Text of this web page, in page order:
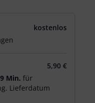
kostenlos
5,90 €
Min. für
Lieferdatum